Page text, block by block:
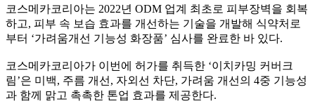
코스메카코리아는 2022년 ODM 업계 최초로 피부장벽을 회복
하고, 피부 속 보습 효과를 개선하는 기술을 개발해 식약처로
부터 ‘가려움개선 기능성 화장품’ 심사를 완료한 바 있다.
코스메카코리아가 이번에 허가를 취득한 ‘이치카밍 커버크
림’은 미백, 주름 개선 , 자외선 차단, 가려움 개선의 4중 기능성
과 함께 맑고 촉촉한 톤업 효과를 제공한다.